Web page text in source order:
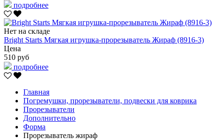
подробнее
Нет на складе
Bright Starts Мягкая игрушка-прорезыватель Жираф (8916-3)
Цена
510 руб
подробнее
Главная
Погремушки, прорезыватели, подвески для коврика
Прорезыватели
Дополнительно
Форма
Прорезыватель жираф